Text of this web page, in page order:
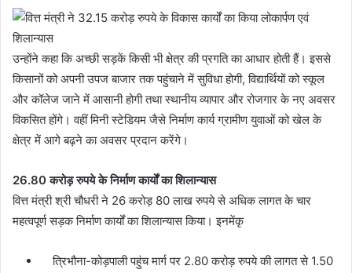
उन्होंने कहा कि अच्छी सड़कें किसी भी क्षेत्र की प्रगति का आधार होती हैं। इससे
किसानों को अपनी उपज बाजार तक पहुंचाने में सुविधा होगी, विद्यार्थियों को स्कूल
और कॉलेज जाने में आसानी होगी तथा स्थानीय व्यापार और रोजगार के नए अवसर
विकसित होंगे। वहीं मिनी स्टेडियम जैसे निर्माण कार्य ग्रामीण युवाओं को खेल के
क्षेत्र में आगे बढ़ने का अवसर प्रदान करेंगे।
26.80 करोड़ रुपये के निर्माण कार्यों का शिलान्यास
वित्त मंत्री श्री चौधरी ने 26 करोड़ 80 लाख रुपये से अधिक लागत के चार
महत्वपूर्ण सड़क निर्माण कार्यों का शिलान्यास किया। इनमेंकृ
त्रिभौना-कोड़पाली पहुंच मार्ग पर 2.80 करोड़ रुपये की लागत से 1.50